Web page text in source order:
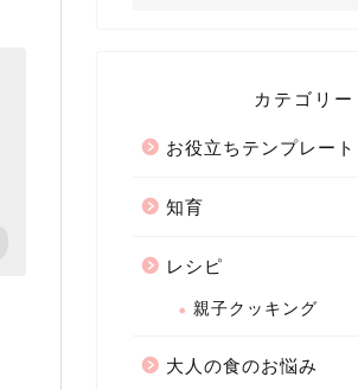
カテゴリー
お役立ちテンプレート
知育
レシピ
親子クッキング
大人の食のお悩み